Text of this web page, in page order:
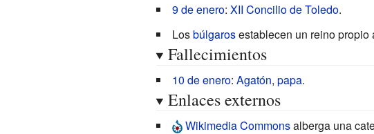
9 de enero: XII Concilio de Toledo.
Losbúlgarosestablecen un reino propio
Fallecimientos
10 de enero: Agatón, papa.
Enlaces externos
Wikimedia Commonsalberga una